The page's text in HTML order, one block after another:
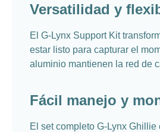
Versatilidad y
El G-Lynx Support Kit
estar listo para capturar el
aluminio mantienen la red de
Fácil manejo y
El set completo G-Lynx